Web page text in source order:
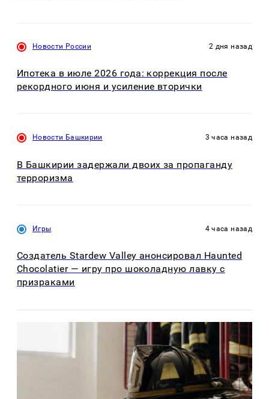
Новости России 2 дня назад
Ипотека в июле 2026 года: коррекция после
рекордного июня и усиление вторички
Новости Башкирии 3 часа назад
В Башкирии задержали двоих за пропаганду
терроризма
Игры 4 часа назад
Создатель Stardew Valley анонсировал Haunted
Chocolatier — игру про шоколадную лавку с
призраками